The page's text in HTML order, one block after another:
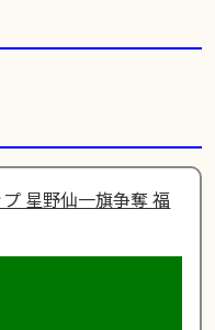
星野仙一旗争奪 福